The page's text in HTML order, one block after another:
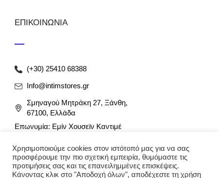
ΕΠΙΚΟΙΝΩΝΙΑ
(+30) 25410 68388
Info@intimstores.gr
Σμηναγού Μητράκη 27, Ξάνθη,
67100, Ελλάδα
Επωνυμία: Εμίν Χουσεϊν Καντιμέ
Αρ. Γ.Ε.ΜΗ: 012349946000
Χρησιμοποιούμε cookies στον ιστότοπό μας για να σας
προσφέρουμε την πιο σχετική εμπειρία, θυμόμαστε τις
προτιμήσεις σας και τις επανειλημμένες επισκέψεις.
Κάνοντας κλικ στο "Αποδοχή όλων", αποδέχεστε τη χρήση